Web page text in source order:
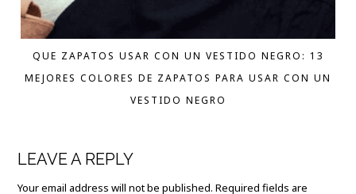
QUE ZAPATOS USAR CON UN VESTIDO NEGRO: 13
MEJORES COLORES DE ZAPATOS PARA USAR CON UN
VESTIDO NEGRO
LEAVE A REPLY
Your email address will not be published. Required fields are